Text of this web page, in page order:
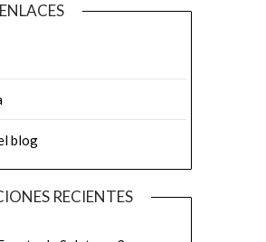
ENLACES
blog
RECIENTES